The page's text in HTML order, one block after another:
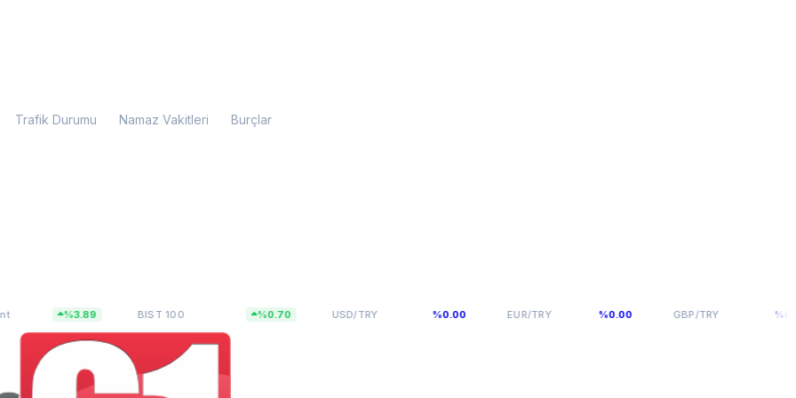
Trafik Durumu Namaz Vakitleri Burçlar
%3.89 BIST 10013.798,82 %0.70 USD/TRY47,5927 EUR/TRY54,976 GBP/TRY64,0893